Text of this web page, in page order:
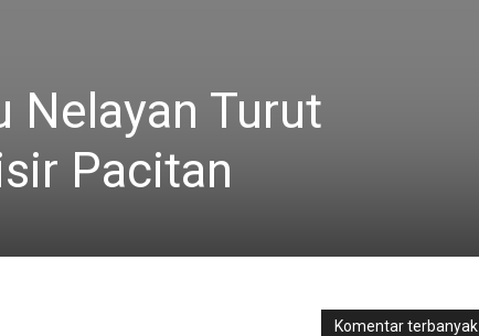
Nelayan Turut
Pacitan
Komentar terbanyak